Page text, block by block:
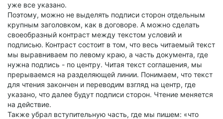
уже все указано.
Поэтому, можно не выделять подписи сторон отдельным
крупным заголовком, как в договоре. А можно сделать
своеобразный контраст между текстом условий и
подписью. Контраст состоит в том, что весь читаемый текст
мы выравниваем по левому краю, а часть документа, где
нужна подпись - по центру. Читая текст соглашения, мы
прерываемся на разделяющей линии. Понимаем, что текст
для чтения закончен и переводим взгляд на центр, где
указано, что далее будут подписи сторон. Чтение меняется
на действие.
Также убрал вступительную часть, где мы пишем: «что